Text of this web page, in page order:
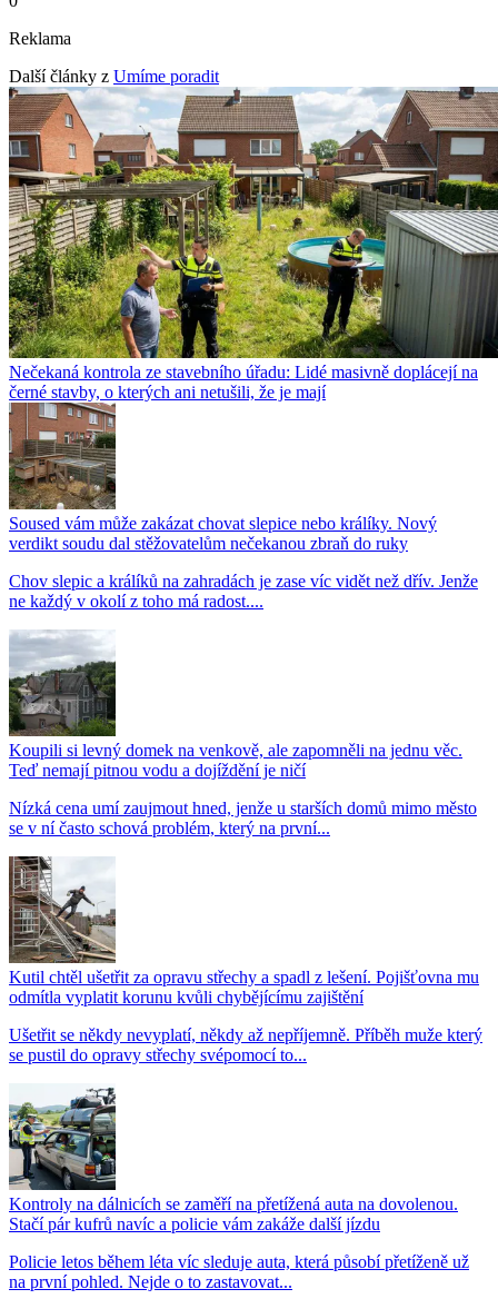
Reklama
Další články z Umíme poradit
Nečekaná kontrola ze stavebního úřadu: Lidé masivně doplácejí na
černé stavby, o kterých ani netušili, že je mají
Soused vám může zakázat chovat slepice nebo králíky. Nový
verdikt soudu dal stěžovatelům nečekanou zbraň do ruky
Chov slepic a králíků na zahradách je zase víc vidět než dřív. Jenže
ne každý v okolí z toho má radost....
Koupili si levný domek na venkově, ale zapomněli na jednu věc.
Teď nemají pitnou vodu a dojíždění je ničí
Nízká cena umí zaujmout hned, jenže u starších domů mimo město
se v ní často schová problém, který na první...
Kutil chtěl ušetřit za opravu střechy a spadl z lešení. Pojišťovna mu
odmítla vyplatit korunu kvůli chybějícímu zajištění
Ušetřit se někdy nevyplatí, někdy až nepříjemně. Příběh muže který
se pustil do opravy střechy svépomocí to...
Kontroly na dálnicích se zaměří na přetížená auta na dovolenou.
Stačí pár kufrů navíc a policie vám zakáže další jízdu
Policie letos během léta víc sleduje auta, která působí přetíženě už
na první pohled. Nejde o to zastavovat...